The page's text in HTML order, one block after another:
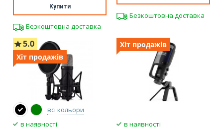
Купити
Безкоштовна доставка
Безкоштовна доставка
5.0
Хіт продажів
всі кольори
в наявності
Хіт продажів
в наявності